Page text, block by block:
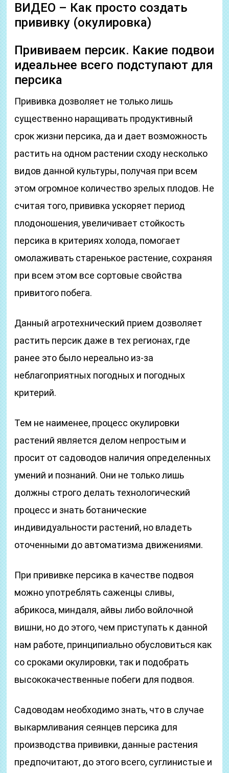
ВИДЕО – Как просто создать
прививку (окулировка)
Прививаем персик. Какие подвои
идеальнее всего подступают для
персика
Прививка дозволяет не только лишь
существенно наращивать продуктивный
срок жизни персика, да и дает возможность
растить на одном растении сходу несколько
видов данной культуры, получая при всем
этом огромное количество зрелых плодов. Не
считая того, прививка ускоряет период
плодоношения, увеличивает стойкость
персика в критериях холода, помогает
омолаживать старенькое растение, сохраняя
при всем этом все сортовые свойства
привитого побега.
Данный агротехнический прием дозволяет
растить персик даже в тех регионах, где
ранее это было нереально из-за
неблагоприятных погодных и погодных
критерий.
Тем не наименее, процесс окулировки
растений является делом непростым и
просит от садоводов наличия определенных
умений и познаний. Они не только лишь
должны строго делать технологический
процесс и знать ботанические
индивидуальности растений, но владеть
оточенными до автоматизма движениями.
При прививке персика в качестве подвоя
можно употреблять саженцы сливы,
абрикоса, миндаля, айвы либо войлочной
вишни, но до этого, чем приступать к данной
нам работе, принципиально обусловиться как
со сроками окулировки, так и подобрать
высококачественные побеги для подвоя.
Садоводам необходимо знать, что в случае
выкармливания сеянцев персика для
производства прививки, данные растения
предпочитают, до этого всего, суглинистые и